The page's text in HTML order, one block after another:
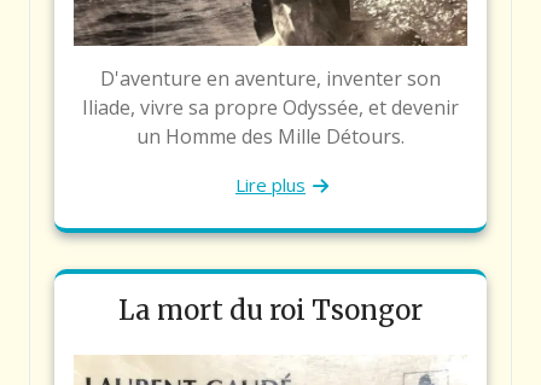
D'aventure en aventure, inventer son
Iliade, vivre sa propre Odyssée, et devenir
un Homme des Mille Détours.
Lire plus
La mort du roi Tsongor